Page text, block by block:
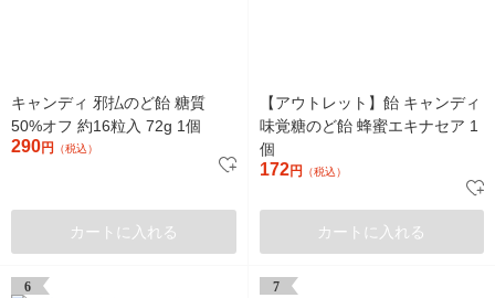
キャンディ 邪払のど飴 糖質
50%オフ 約16粒入 72g 1個
290円 （税込）
カートに入れる
【アウトレット】飴 キャンディ
味覚糖のど飴 蜂蜜エキナセア 1
個
172円 （税込）
カートに入れる
6 7